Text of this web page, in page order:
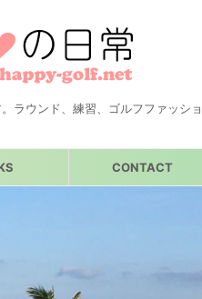
ラウンド、練習、ゴルフファッシ
CONTACT